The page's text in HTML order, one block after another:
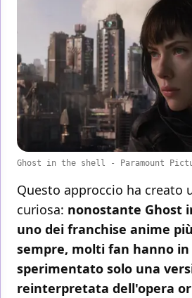
Ghost in the shell - Paramount
Questo approccio ha creato
curiosa: nonostante Ghost
uno dei franchise anime
sempre, molti fan hanno
sperimentato solo una
reinterpretata dell'opera